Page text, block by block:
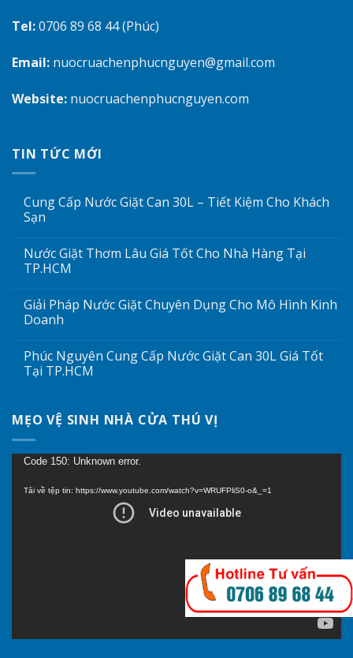
Tel:0706 89 68 44 (Phúc)
Email: nuocruachenphucnguyen@gmail.com
Website: nuocruachenphucnguyen.com
TIN TỨC MỚI
Cung Cấp Nước Giặt Can 30L – Tiết Kiệm Cho Khách
Sạn
Nước Giặt Thơm Lâu Giá Tốt Cho Nhà Hàng Tại
TP.HCM
Giải Pháp Nước Giặt Chuyên Dụng Cho Mô Hình Kinh
Doanh
Phúc Nguyên Cung Cấp Nước Giặt Can 30L Giá Tốt
Tại TP.HCM
MẸO VỆ SINH NHÀ CỬA THÚ VỊ
Trình
Code 150: Unknown error.
Tải về tệp tin: https://www.youtube.com/watch?v=WRUFPliS0-o&_=1